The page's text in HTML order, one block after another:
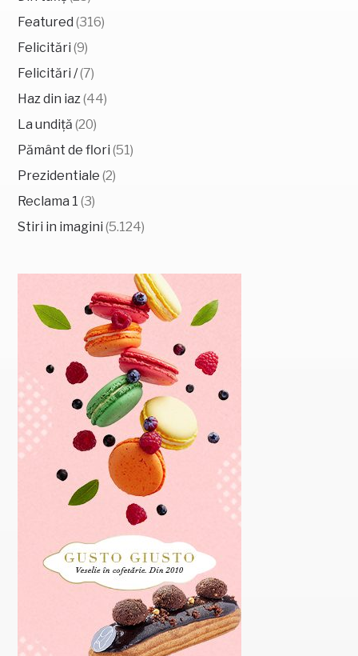
Featured (316)
Felicitări (9)
Felicitări /(7)
Haz din iaz (44)
La undiță (20)
Pământ de flori (51)
Prezidentiale (2)
Reclama 1 (3)
Stiri in imagini (5.124)